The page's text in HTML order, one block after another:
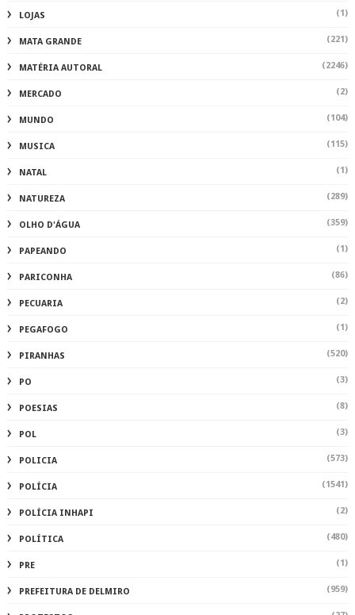
LOJAS (1)
MATA GRANDE (221)
MATÉRIA AUTORAL (2246)
MERCADO (2)
MUNDO (104)
MUSICA (115)
NATAL (1)
NATUREZA (289)
OLHO D'ÁGUA (359)
PAPEANDO (1)
PARICONHA (86)
PECUARIA (2)
PEGAFOGO (1)
PIRANHAS (520)
PO (3)
POESIAS (8)
POL (3)
POLICIA (573)
POLÍCIA (1541)
POLÍCIA INHAPI (2)
POLÍTICA (480)
PRE (1)
PREFEITURA DE DELMIRO (959)